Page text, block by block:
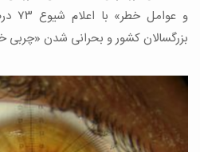
و
بزرگسالان کشور و بحرانی شدن «چربی